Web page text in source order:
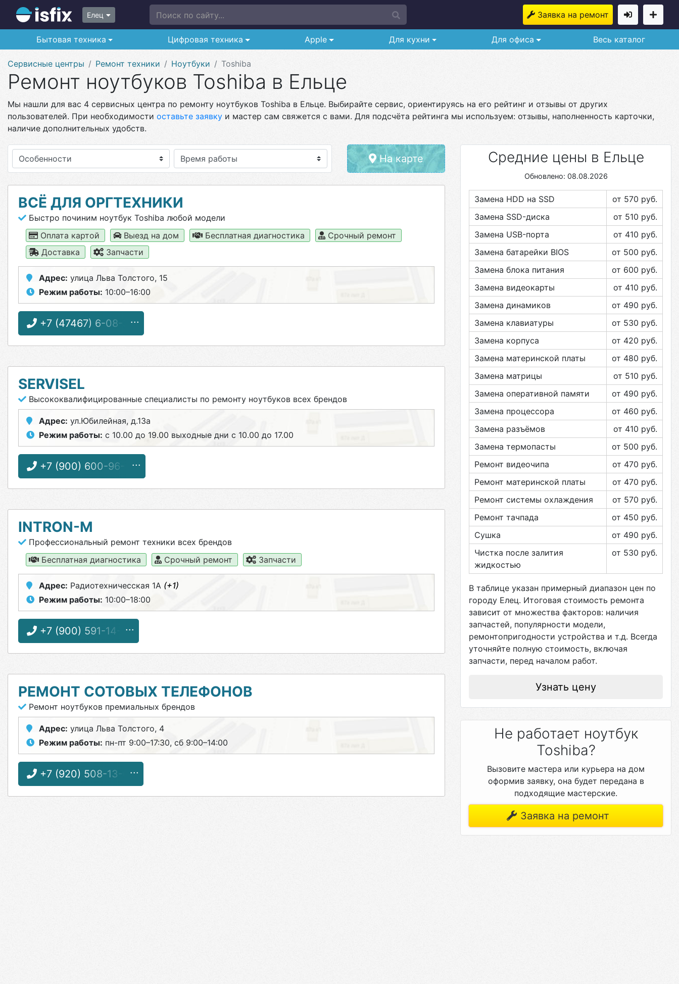
Елец Поиск по сайту... Заявка на ремонт
Бытовая техника Цифровая техника Apple Для кухни Для офиса Весь каталог
Сервисные центры Ремонт техники Ноутбуки Toshiba
Ремонт ноутбуков Toshiba в Ельце
Мы нашли для вас 4 сервисных центра по ремонту ноутбуков Toshiba в Ельце. Выбирайте сервис, ориентируясь на его рейтинг и отзывы от других
пользователей. При необходимости оставьте заявку и мастер сам свяжется с вами. Для подсчёта рейтинга мы используем: отзывы, наполненность карточки,
наличие дополнительных удобств.
Особенности На карте
ВСЁ ДЛЯ ОРГТЕХНИКИ
Быстро починим ноутбук Toshiba любой модели
Оплата картой
Выезд на дом Бесплатная диагностика
Срочный ремонт
Доставка
Запчасти
Адрес: улица Льва Толстого, 15
Режим работы: 10:00–16:00
+7 (47467) 6-08-32
SERVISEL
Высококвалифицированные специалисты по ремонту ноутбуков всех брендов
Адрес: ул.Юбилейная, д.13а
Режим работы: с 10.00 до 19.00 выходные дни с 10.00 до 17.00
+7 (900) 600-96-55
INTRON-M
Профессиональный ремонт техники всех брендов
Бесплатная диагностика
Срочный ремонт Запчасти
Адрес: Радиотехничесская 1А (+1)
Режим работы: 10:00–18:00
+7 (900) 591-14-11
РЕМОНТ СОТОВЫХ ТЕЛЕФОНОВ
Ремонт ноутбуков премиальных брендов
Адрес: улица Льва Толстого, 4
Режим работы: пн-пт 9:00–17:30, сб 9:00–14:00
+7 (920) 508-13-66
Средние цены в Ельце
Обновлено: 08.08.2026
Замена HDD на SSD от 570 руб.
Замена SSD-диска
от 510 руб.
Замена USB-порта
от 410 руб.
Замена батарейки BIOS
от 500 руб.
Замена блока питания
от 600 руб.
Замена видеокарты
от 410 руб.
Замена динамиков
от 490 руб.
Замена клавиатуры
от 530 руб.
Замена корпуса
от 420 руб.
Замена материнской платы
от 480 руб.
Замена матрицы
от 510 руб.
Замена оперативной памяти
от 490 руб.
Замена процессора
от 460 руб.
Замена разъёмов
от 410 руб.
Замена термопасты
от 500 руб.
Ремонт видеочипа
от 470 руб.
Ремонт материнской платы
от 470 руб.
Ремонт системы охлаждения
от 570 руб.
Ремонт тачпада
от 450 руб.
Сушка
от 490 руб.
Чистка после залития
жидкостью
от 530 руб.
В таблице указан примерный диапазон цен по
городу Елец. Итоговая стоимость ремонта
зависит от множества факторов: наличия
запчастей, популярности модели,
ремонтопригодности устройства и т.д. Всегда
уточняйте полную стоимость, включая
запчасти, перед началом работ.
Узнать цену
Не работает ноутбук
Toshiba?
Вызовите мастера или курьера на дом
оформив заявку, она будет передана в
подходящие мастерские.
Заявка на ремонт